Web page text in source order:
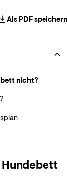
Als PDF speichern
nicht?